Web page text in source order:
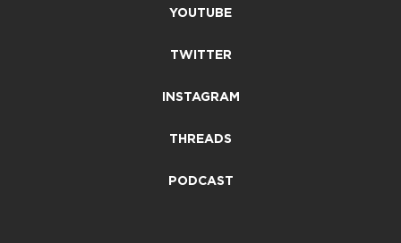
YOUTUBE
TWITTER
INSTAGRAM
THREADS
PODCAST